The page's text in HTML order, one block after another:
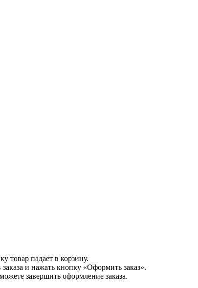
товар падает в корзину.
и нажать кнопку «Оформить заказ».
завершить оформление заказа.